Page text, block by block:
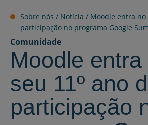
Sobre nós / Notícia / Moodle entra no
participação no programa Google
Comunidade
Moodle entra
seu 11º ano
participação